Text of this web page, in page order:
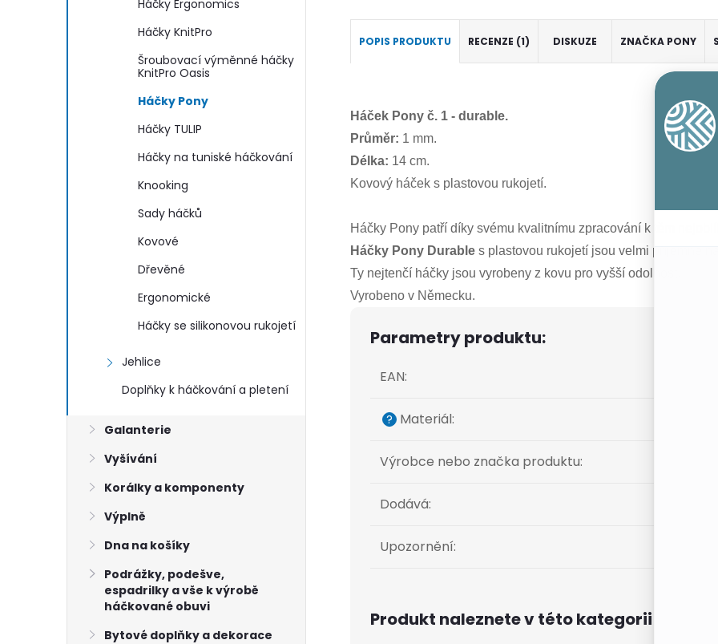
Háčky Ergonomics
Háčky KnitPro
Šroubovací výměnné háčky
KnitPro Oasis
Háčky Pony
Háčky TULIP
Háčky na tuniské háčkování
Knooking
Sady háčků
Kovové
Dřevěné
Ergonomické
Háčky se silikonovou rukojetí
Jehlice
Doplňky k háčkování a pletení
Galanterie
Vyšívání
Korálky a komponenty
Výplně
Dna na košíky
Podrážky, podešve,
espadrilky a vše k výrobě
háčkované obuvi
Bytové doplňky a dekorace
POPIS PRODUKTU RECENZE (1) DISKUZE ZNAČKA PONY
Háček Pony č. 1 - durable.
Průměr: 1 mm.
Délka: 14 cm.
Kovový háček s plastovou rukojetí.
Háčky Pony patří díky svému kvalitnímu zpracování k těm
Háčky Pony Durable s plastovou rukojetí jsou velmi příjemné
Ty nejtenčí háčky jsou vyrobeny z kovu pro vyšší odolnost.
Vyrobeno v Německu.
Parametry produktu:
EAN:
? Materiál:
Výrobce nebo značka produktu:
Dodává:
Upozornění:
Produkt naleznete v této kategorii